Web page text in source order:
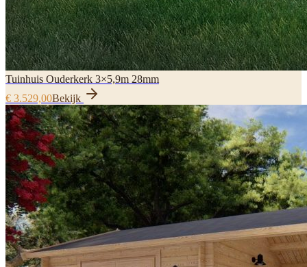
Tuinhuis Ouderkerk 3×5,9m 28mm
€ 3.529,00Bekijk